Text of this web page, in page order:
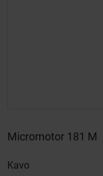
Micromotor 181 M
Kavo